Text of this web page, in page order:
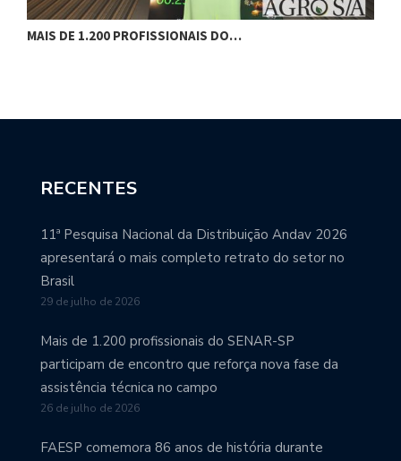
MAIS DE 1.200 PROFISSIONAIS DO…
RECENTES
11ª Pesquisa Nacional da Distribuição Andav 2026
apresentará o mais completo retrato do setor no
Brasil
29 de julho de 2026
Mais de 1.200 profissionais do SENAR-SP
participam de encontro que reforça nova fase da
assistência técnica no campo
26 de julho de 2026
FAESP comemora 86 anos de história durante